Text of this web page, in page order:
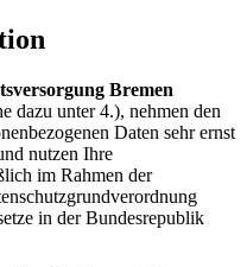
Bremen
dazu unter 4.), nehmen den
Daten sehr ernst
nutzen Ihre
im Rahmen der
in der Bundesrepublik